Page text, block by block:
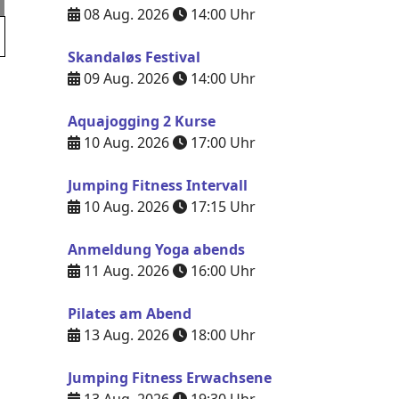
08 Aug. 2026
14:00 Uhr
Skandaløs Festival
09 Aug. 2026
14:00 Uhr
Aquajogging 2 Kurse
10 Aug. 2026
17:00 Uhr
Jumping Fitness Intervall
10 Aug. 2026
17:15 Uhr
Anmeldung Yoga abends
11 Aug. 2026
16:00 Uhr
Pilates am Abend
13 Aug. 2026
18:00 Uhr
Jumping Fitness Erwachsene